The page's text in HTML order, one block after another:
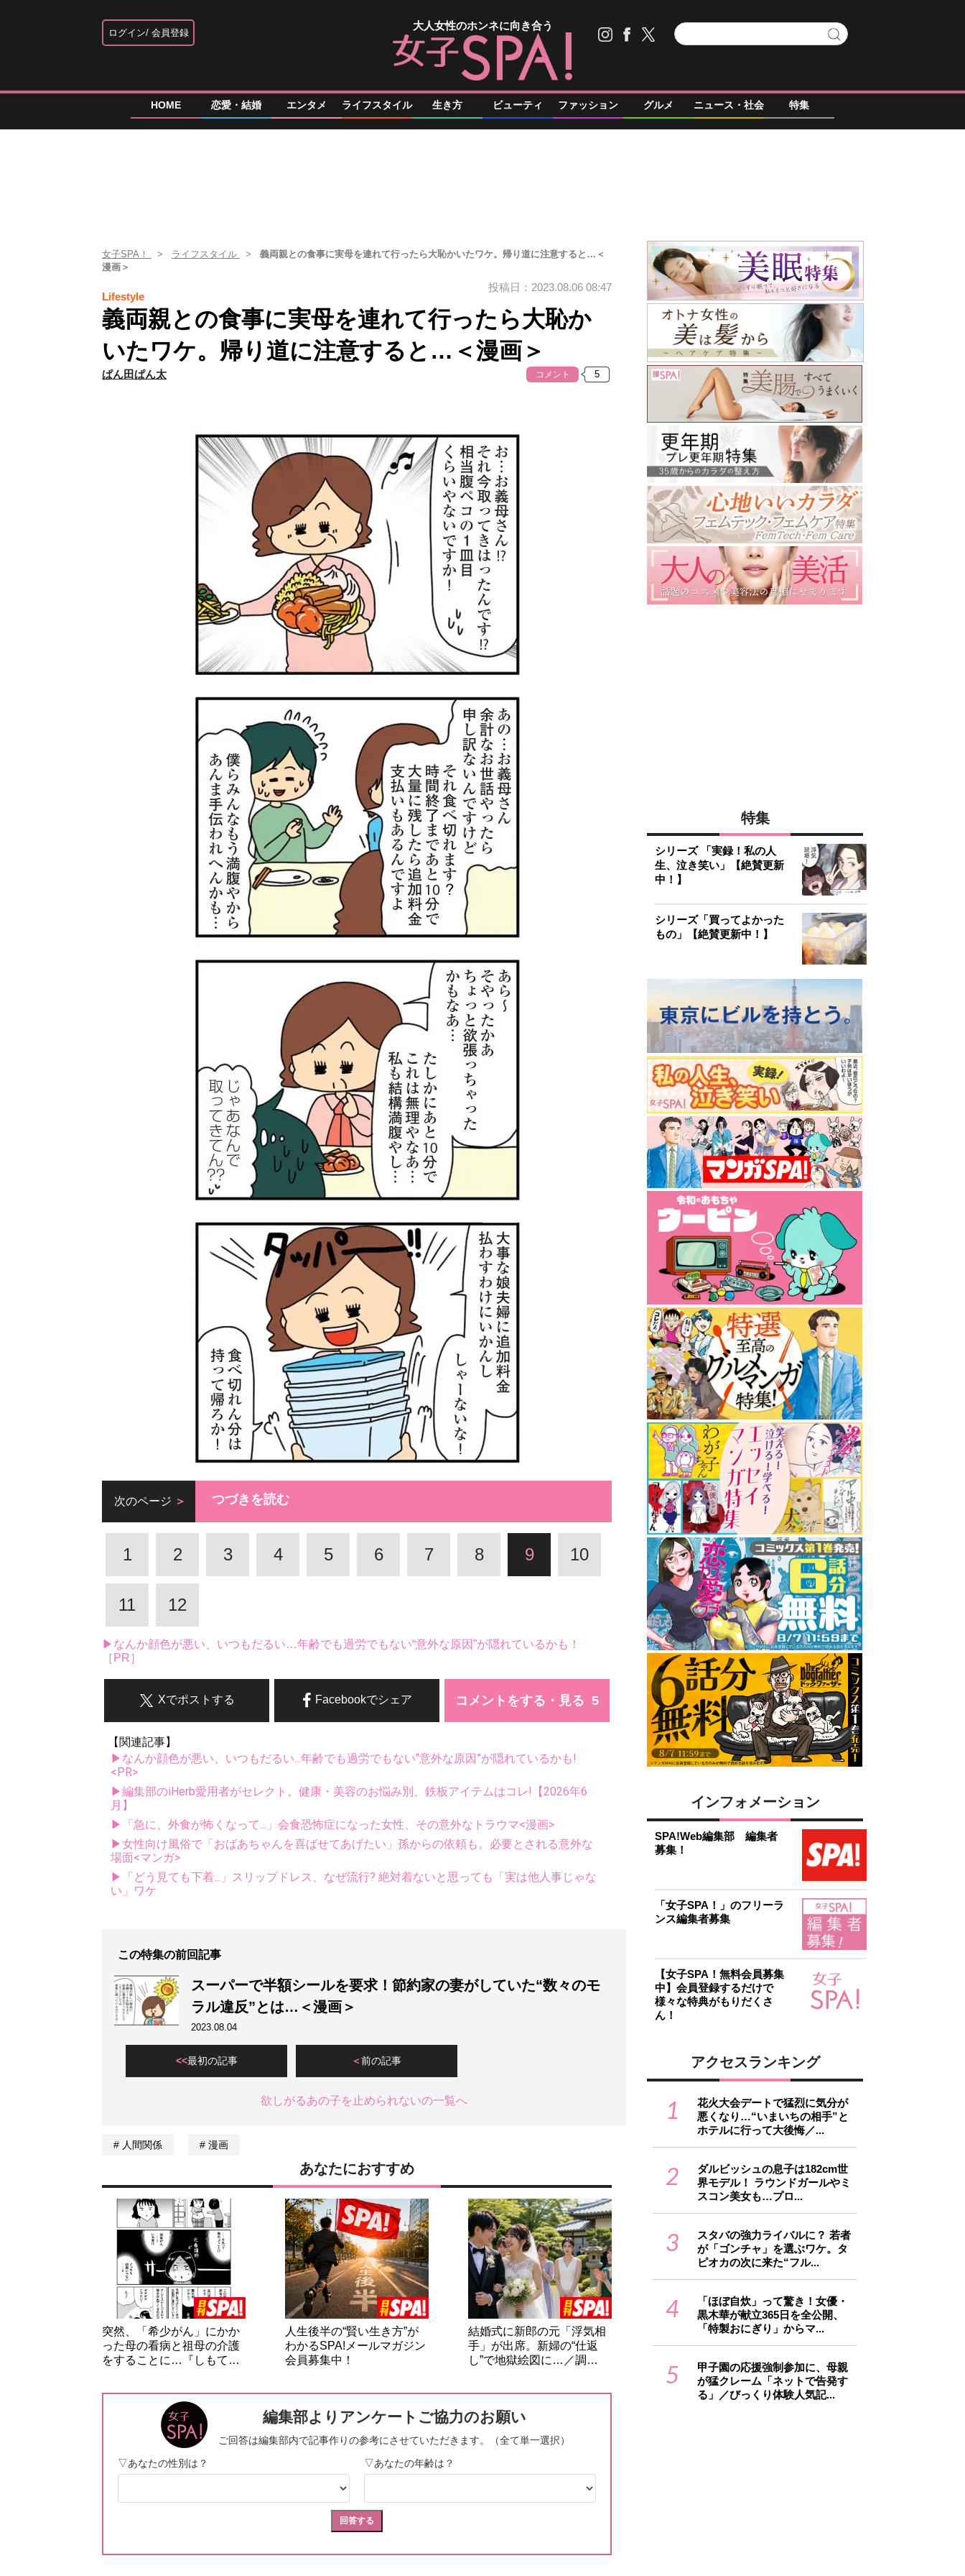
ログイン 会員登録
大人女性のホンネに向き合う
HOME 恋愛・結婚 エンタメ ライフスタイル 生き方 ビューティ ファッション グルメ ニュース・社会 特集
女子SPA！ ライフスタイル
義両親との食事に実母を連れて行ったら大恥かいたワケ。帰り道に注意すると…＜
漫画＞
Lifestyle
投稿日：2023.08.06 08:47
義両親との食事に実母を連れて行ったら大恥か
いたワケ。帰り道に注意すると…＜漫画＞
ぱん田ぱん太 コメント
次のページ つづきを読む
1 2 3 4 5 6 7 8 9 10
11 12
▶なんか顔色が悪い、いつもだるい…年齢でも過労でもない“意外な原因”が隠れているかも！
［PR］
コメントをする・見る
Facebookでシェア
Xでポストする
【関連記事】
▶なんか顔色が悪い、いつもだるい...年齢でも過労でもない“意外な原因”が隠れているかも!
<PR>
▶編集部のiHerb愛用者がセレクト。健康・美容のお悩み別、鉄板アイテムはコレ!【2026年6
月】
▶「急に、外食が怖くなって...」会食恐怖症になった女性、その意外なトラウマ<漫画>
▶女性向け風俗で「おばあちゃんを喜ばせてあげたい」孫からの依頼も。必要とされる意外な
場面<マンガ>
▶「どう見ても下着...」スリップドレス、なぜ流行? 絶対着ないと思っても「実は他人事じゃな
い」ワケ
この特集の前回記事
スーパーで半額シールを要求！節約家の妻がしていた“数々のモ
ラル違反”とは…＜漫画＞
2023.08.04
最初の記事 前の記事
欲しがるあの子を止められないの一覧へ
人間関係 漫画
あなたにおすすめ
突然、「希少がん」にかか
った母の看病と祖母の介護
をすることに…『しもて…
人生後半の“賢い生き方”が
わかるSPA!メールマガジン
会員募集中！
結婚式に新郎の元「浮気相
手」が出席。新婦の“仕返
し”で地獄絵図に…／調…
特集
シリーズ 「実録！私の人
生、泣き笑い」【絶賛更新
中！】
シリーズ「買ってよかった
もの」【絶賛更新中！】
インフォメーション
SPA!Web編集部 編集者
募集！
「女子SPA！」のフリーラ
ンス編集者募集
【女子SPA！無料会員募集
中】会員登録するだけで
様々な特典がもりだくさ
ん！
アクセスランキング
1
花火大会デートで猛烈に気分が
悪くなり…“いまいちの相手”と
ホテルに行って大後悔／...
2
ダルビッシュの息子は182cm世
界モデル！ ラウンドガールやミ
スコン美女も…プロ...
3
スタバの強力ライバルに？ 若者
が「ゴンチャ」を選ぶワケ。タ
ピオカの次に来た“フル...
4
「ほぼ自炊」って驚き！女優・
黒木華が献立365日を全公開、
「特製おにぎり」からマ...
5
甲子園の応援強制参加に、母親
が猛クレーム「ネットで告発す
る」／びっくり体験人気記...